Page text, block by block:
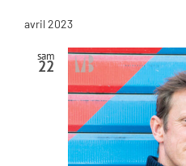
avril 2023
sam
22